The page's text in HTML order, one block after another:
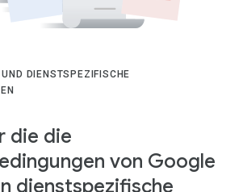
DIENSTSPEZIFISCHE
die die
von Google
dienstspezifische